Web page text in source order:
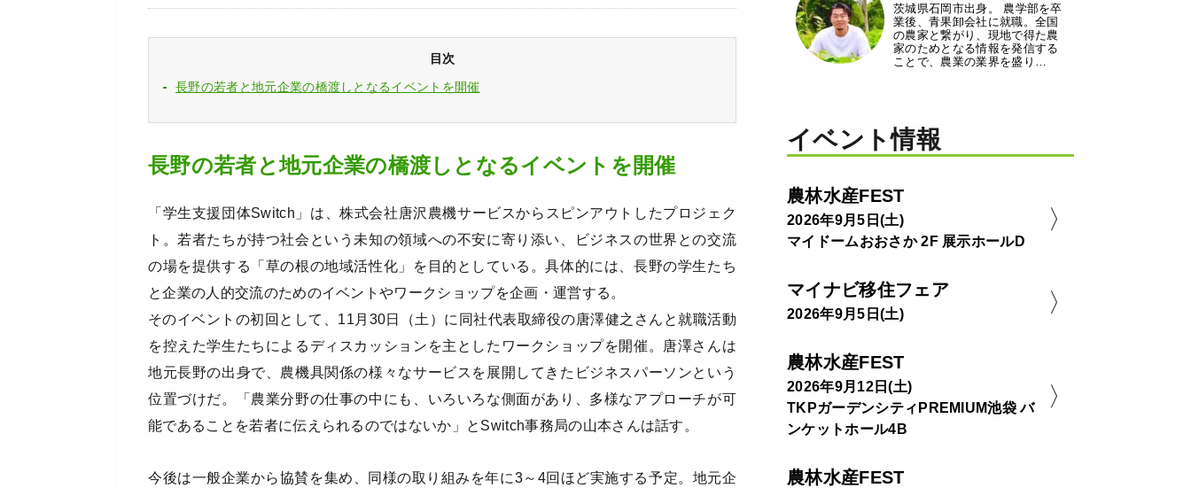
目次
長野の若者と地元企業の橋渡しとなるイベントを開催
長野の若者と地元企業の橋渡しとなるイベントを開催
「学生支援団体Switch」は、株式会社唐沢農機サービスからスピンアウトしたプロジェク
ト。若者たちが持つ社会という未知の領域への不安に寄り添い、ビジネスの世界との交流
の場を提供する「草の根の地域活性化」を目的としている。具体的には、長野の学生たち
と企業の人的交流のためのイベントやワークショップを企画・運営する。
そのイベントの初回として、11月30日（土）に同社代表取締役の唐澤健之さんと就職活動
を控えた学生たちによるディスカッションを主としたワークショップを開催。唐澤さんは
地元長野の出身で、農機具関係の様々なサービスを展開してきたビジネスパーソンという
位置づけだ。「農業分野の仕事の中にも、いろいろな側面があり、多様なアプローチが可
能であることを若者に伝えられるのではないか」とSwitch事務局の山本さんは話す。
今後は一般企業から協賛を集め、同様の取り組みを年に3～4回ほど実施する予定。地元企
茨城県石岡市出身。 農学部を卒
業後、青果卸会社に就職。全国
の農家と繋がり、現地で得た農
家のためとなる情報を発信する
ことで、農業の業界を盛り…
イベント情報
農林水産FEST
2026年9月5日(土)
マイドームおおさか 2F 展示ホールD
マイナビ移住フェア
2026年9月5日(土)
農林水産FEST
2026年9月12日(土)
TKPガーデンシティPREMIUM池袋 バ
ンケットホール4B
農林水産FEST